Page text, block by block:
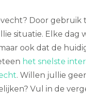
Door
Elke dag
ook dat de
het snelste
. Willen jullie
Vul in de